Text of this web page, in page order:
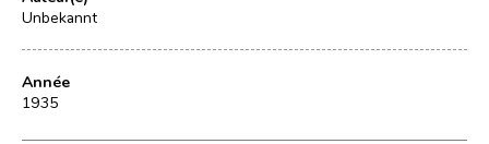
Unbekannt
Année
1935